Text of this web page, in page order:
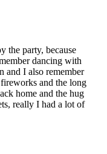
the party, because
dancing with
and I also remember
and the long
home and the hug
really I had a lot of